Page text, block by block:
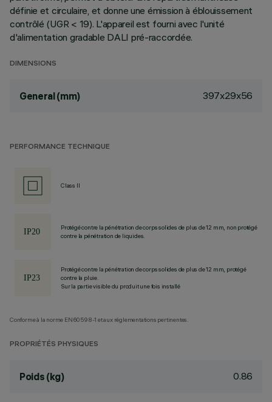
définie et circulaire, et donne une émission à éblouissement
contrôlé (UGR < 19). L'appareil est fourni avec l'unité
d'alimentation gradable DALI pré-raccordée.
DIMENSIONS
General (mm) 397x29x56
PERFORMANCE TECHNIQUE
Class II
Protégé contre la pénétration de corps solides de plus de 12 mm, non protégé
contre la pénétration de liquides.
Protégé contre la pénétration de corps solides de plus de 12 mm, protégé
contre la pluie.
Sur la partie visible du produit une fois installé
Conforme à la norme EN60598-1 et aux réglementations pertinentes.
PROPRIÉTÉS PHYSIQUES
Poids (kg) 0.86